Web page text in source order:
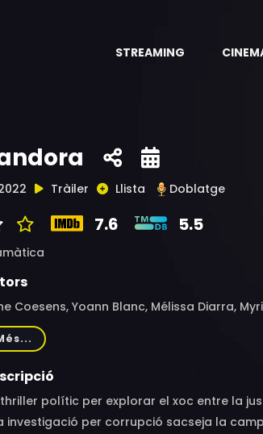
STREAMING
Tràiler Llista Doblatge
7.6 5.5
Coesens, Yoann Blanc, Mélissa Diarra,
Salomé Richard, Jimony Ekila
thriller polític per explorar el xoc entre la
investigació per corrupció sacseja la